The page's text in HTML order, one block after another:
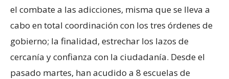
el combate a las adicciones, misma que se lleva a
cabo en total coordinación con los tres órdenes de
gobierno; la finalidad, estrechar los lazos de
cercanía y confianza con la ciudadanía. Desde el
pasado martes, han acudido a 8 escuelas de